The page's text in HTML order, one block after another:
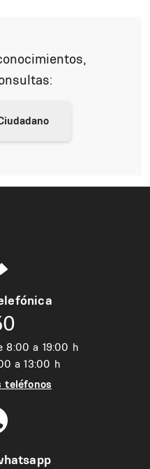
8:00 a 19:00 h
a 13:00 h
teléfonos